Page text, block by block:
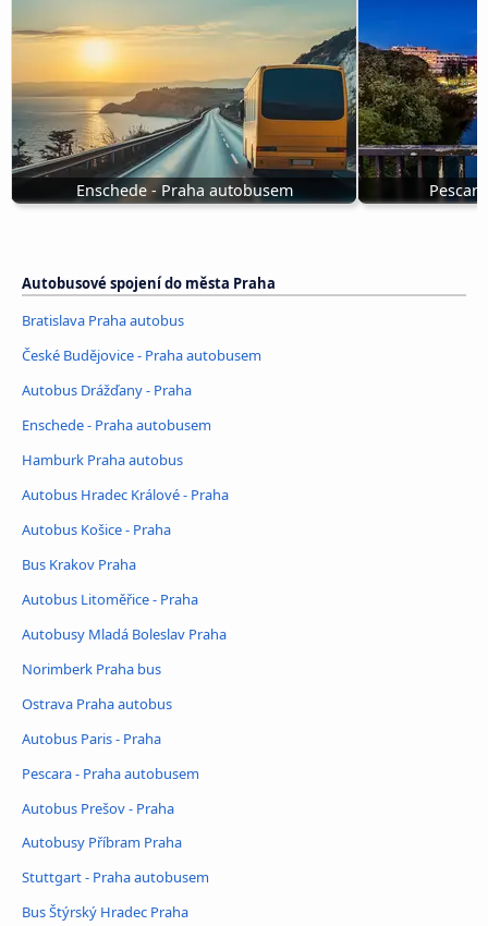
Enschede - Praha autobusem
Autobusové spojení do města Praha
Bratislava Praha autobus
České Budějovice - Praha autobusem
Autobus Drážďany - Praha
Enschede - Praha autobusem
Hamburk Praha autobus
Autobus Hradec Králové - Praha
Autobus Košice - Praha
Bus Krakov Praha
Autobus Litoměřice - Praha
Autobusy Mladá Boleslav Praha
Norimberk Praha bus
Ostrava Praha autobus
Autobus Paris - Praha
Pescara - Praha autobusem
Autobus Prešov - Praha
Autobusy Příbram Praha
Stuttgart - Praha autobusem
Bus Štýrský Hradec Praha